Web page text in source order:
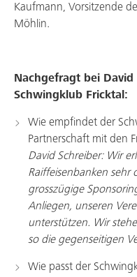
Kaufmann, Vorsitzende
Möhlin.
Nachgefragt bei
Schwingklub Fricktal:
Wie empfindet der
Partnerschaft mit den
David Schreiber: Wir
Raiffeisenbanken
grosszügige
Anliegen, unseren
unterstützen. Wir
so die gegenseitigen
Wie passt der